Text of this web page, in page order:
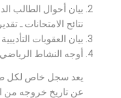
بيان أحوال الطالب
نتائح الامتحانات ـ
بيان العقوبات
أوجه النشاط
يعد سجل خاص لكل
عن تاريخ خروجه من